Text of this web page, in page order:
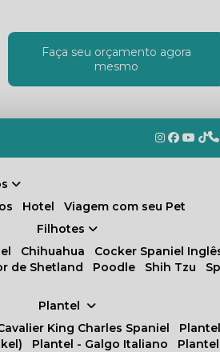
Faça seu orçamento agora
mesmo
Plantel
King Charles Spaniel
Plantel - Galgo Italiano
Hotel
Viagem com seu Pet
Filhotes
Chihuahua Cocker Spaniel
de Shetland Poodle Shih Tzu